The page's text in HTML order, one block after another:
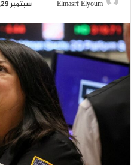
Elmasrf Elyoum
س
ل
ب
ي
ا
إ
ك
سبتمبر 29, 2023